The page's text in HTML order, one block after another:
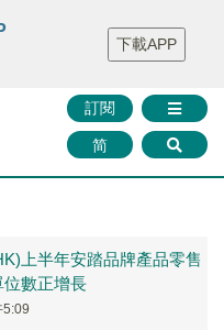
財華證券 媒體矩陣
智庫沙龍
聯絡我們
訂閱
简
下載APP
上半年安踏品牌產品零售
數正增長